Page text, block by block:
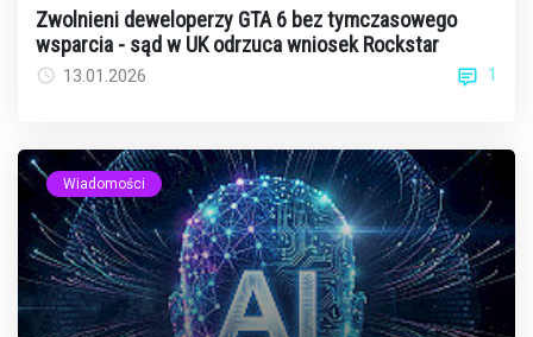
Zwolnieni deweloperzy GTA 6 bez tymczasowego
wsparcia - sąd w UK odrzuca wniosek Rockstar
13.01.2026 1
Wiadomości